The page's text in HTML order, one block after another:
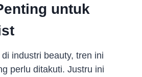
untuk
industri beauty, tren ini
perlu ditakuti. Justru ini